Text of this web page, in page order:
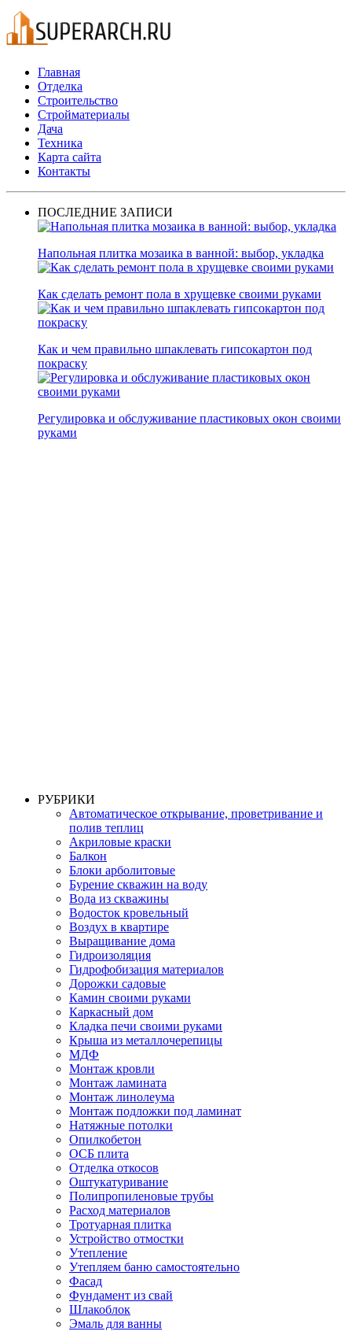
Главная
Отделка
Строительство
Стройматериалы
Дача
Техника
Карта сайта
Контакты
ПОСЛЕДНИЕ ЗАПИСИ
Напольная плитка мозаика в ванной: выбор, укладка
Как сделать ремонт пола в хрущевке своими руками
Как и чем правильно шпаклевать гипсокартон под
покраску
Регулировка и обслуживание пластиковых окон своими
руками
РУБРИКИ
Автоматическое открывание, проветривание и
полив теплиц
Акриловые краски
Балкон
Блоки арболитовые
Бурение скважин на воду
Вода из скважины
Водосток кровельный
Воздух в квартире
Выращивание дома
Гидроизоляция
Гидрофобизация материалов
Дорожки садовые
Камин своими руками
Каркасный дом
Кладка печи своими руками
Крыша из металлочерепицы
МДФ
Монтаж кровли
Монтаж ламината
Монтаж линолеума
Монтаж подложки под ламинат
Натяжные потолки
Опилкобетон
ОСБ плита
Отделка откосов
Оштукатуривание
Полипропиленовые трубы
Расход материалов
Тротуарная плитка
Устройство отмостки
Утепление
Утепляем баню самостоятельно
Фасад
Фундамент из свай
Шлакоблок
Эмаль для ванны